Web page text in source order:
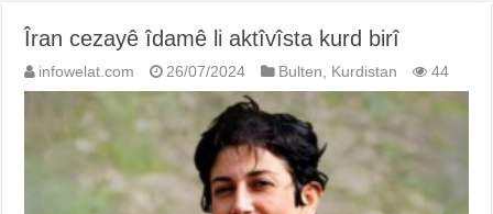
Îran cezayê îdamê li aktîvîsta kurd birî
infowelat.com 26/07/2024 Bulten, Kurdistan 44